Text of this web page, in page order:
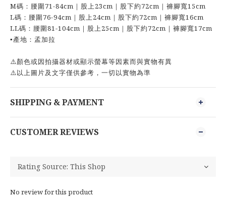
M碼：腰圍71-84cm｜股上23cm｜股下約72cm｜褲腳寬15cm
L碼：腰圍76-94cm｜股上24cm｜股下約72cm｜褲腳寬16cm
LL碼：腰圍81-104cm｜股上25cm｜股下約72cm｜褲腳寬17cm
▪️產地：孟加拉
⚠️顏色或因拍攝器材或顯示螢幕等因素而與實物有異
⚠️以上圖片及文字僅供參考，一切以實物為準
SHIPPING & PAYMENT
CUSTOMER REVIEWS
No review for this product